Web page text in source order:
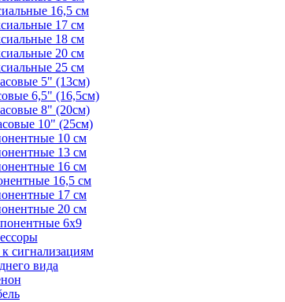
16,5 см
17 см
18 см
20 см
25 см
5" (13см)
6,5" (16,5см)
8" (20см)
10" (25см)
10 см
13 см
16 см
16,5 см
17 см
20 см
6х9
сигнализациям
вида